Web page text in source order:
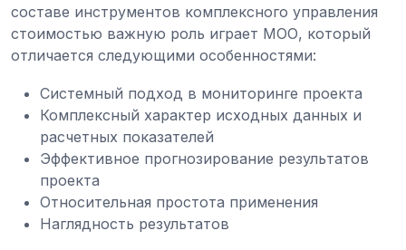
составе инструментов комплексного управления
стоимостью важную роль играет МОО, который
отличается следующими особенностями:
Системный подход в мониторинге проекта
Комплексный характер исходных данных и
расчетных показателей
Эффективное прогнозирование результатов
проекта
Относительная простота применения
Наглядность результатов